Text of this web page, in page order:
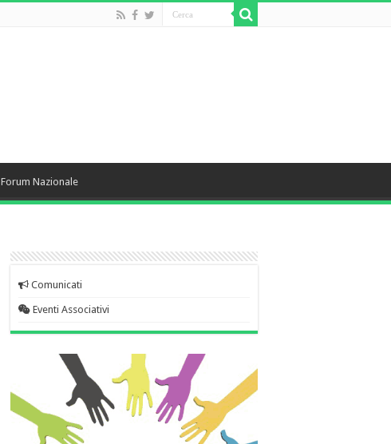
Forum Nazionale
Comunicati
Eventi Associativi